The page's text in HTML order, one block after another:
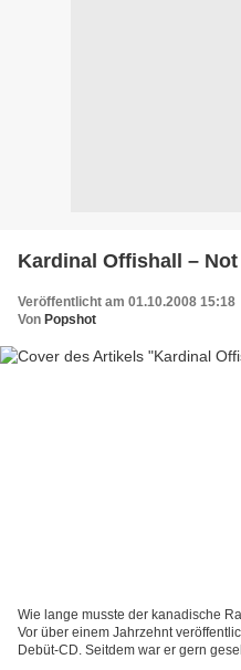
Kardinal Offishall – Not
Veröffentlicht am 01.10.2008 15:18
Von Popshot
Wie lange musste der kanadische
Vor über einem Jahrzehnt
Debüt-CD. Seitdem war er gern